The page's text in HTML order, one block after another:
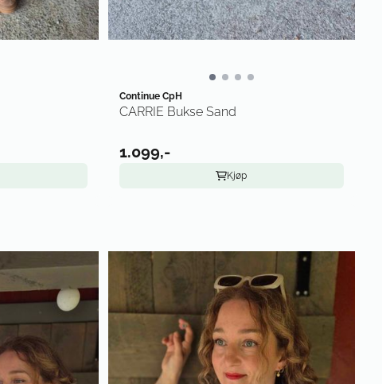
Continue CpH
CARRIE Bukse Sand
1.099,-
Kjøp